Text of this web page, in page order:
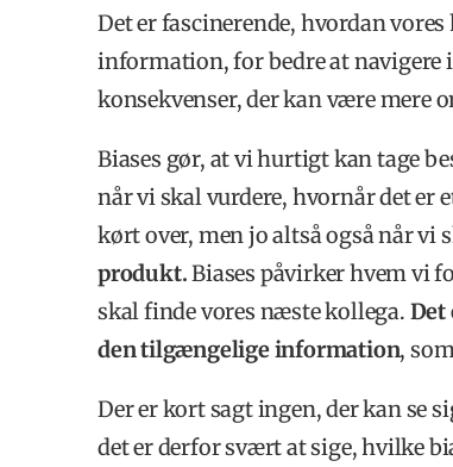
Det er fascinerende, hvordan
information, for bedre at navigere
konsekvenser, der kan være mere
Biases gør, at vi hurtigt kan tage
når vi skal vurdere, hvornår det er
kørt over, men jo altså også når vi
produkt.Biases påvirker hvem vi
skal finde vores næste kollega. Det
den tilgængelige information,
Der er kort sagt ingen, der kan se
det er derfor svært at sige, hvilke